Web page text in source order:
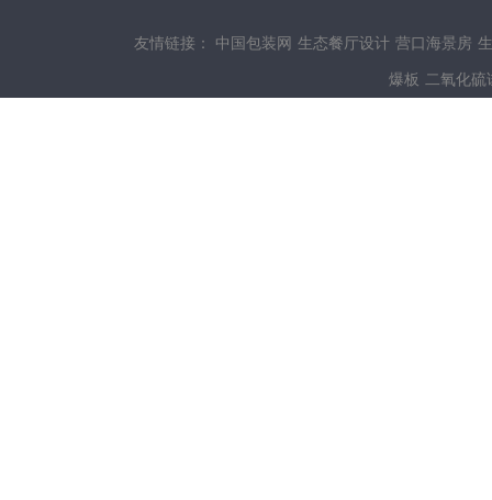
友情链接： 中国包装网 生态餐厅设计 营口海景房
爆板 二氧化硫